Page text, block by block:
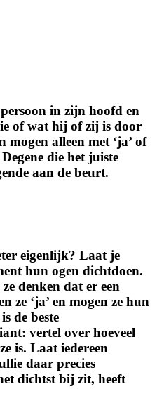
in zijn hoofd en
of wat hij of zij is door
mogen alleen met ‘ja’ of
die het juiste
aan de beurt.
eigenlijk? Laat je
hun ogen dichtdoen.
denken dat er een
ze ‘ja’ en mogen ze hun
de beste
vertel over hoeveel
is. Laat iedereen
daar precies
dichtst bij zit, heeft